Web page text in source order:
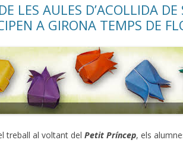
LES AULES D’ACOLLIDA
A GIRONA TEMPS DE
treball al voltant del Petit Príncep, els